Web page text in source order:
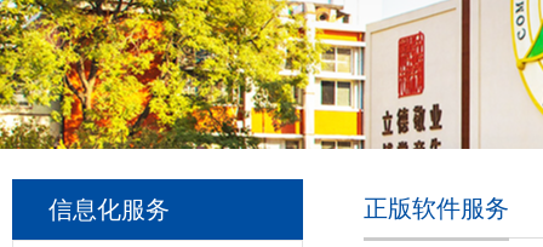
信息化服务 正版软件服务